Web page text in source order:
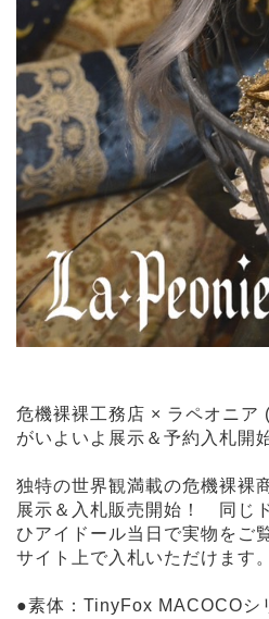
危機裸裸工務店 × ラペオニア
がいよいよ展示＆予約入札開
独特の世界観満載の危機裸裸
展示＆入札販売開始！ 同じ
ひアイドール当日で実物をご
サイト上で入札いただけます。
●素体：TinyFox MACOCOシ